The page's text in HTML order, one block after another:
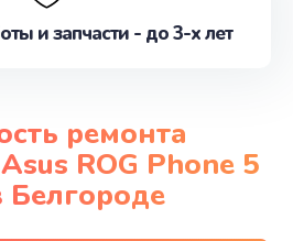
и запчасти - до 3-х лет
ремонта
ROG Phone 5
Белгороде